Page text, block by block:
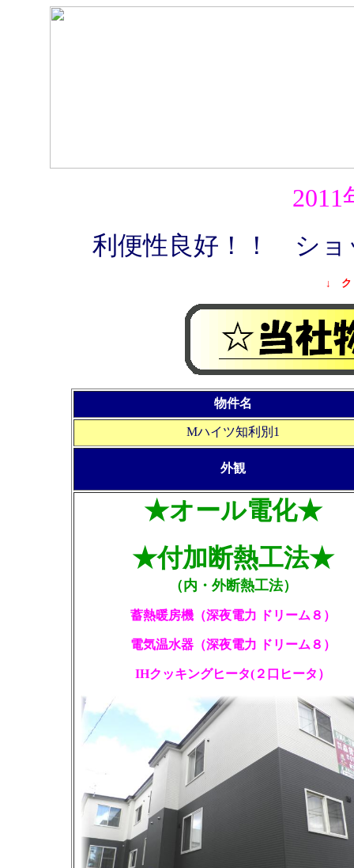
2011
利便性良好 ！！ シ
↓ ク
物件名
Mハイツ知利別1
外観
★オール電化★
★付加断熱工法★
（内・外断熱工法）
蓄熱暖房機（深夜電力 ドリーム８）
電気温水器（深夜電力 ドリーム８）
IHクッキングヒータ(２口ヒータ）